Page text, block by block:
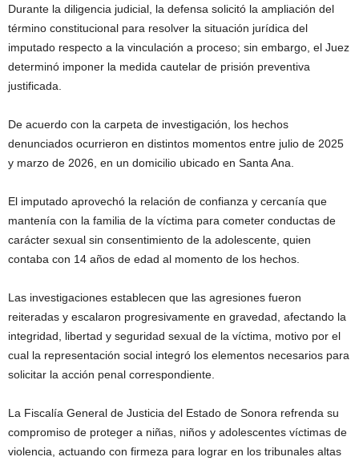
Durante la diligencia judicial, la defensa solicitó la ampliación del
término constitucional para resolver la situación jurídica del
imputado respecto a la vinculación a proceso; sin embargo, el Juez
determinó imponer la medida cautelar de prisión preventiva
justificada.
De acuerdo con la carpeta de investigación, los hechos
denunciados ocurrieron en distintos momentos entre julio de 2025
y marzo de 2026, en un domicilio ubicado en Santa Ana.
El imputado aprovechó la relación de confianza y cercanía que
mantenía con la familia de la víctima para cometer conductas de
carácter sexual sin consentimiento de la adolescente, quien
contaba con 14 años de edad al momento de los hechos.
Las investigaciones establecen que las agresiones fueron
reiteradas y escalaron progresivamente en gravedad, afectando la
integridad, libertad y seguridad sexual de la víctima, motivo por el
cual la representación social integró los elementos necesarios para
solicitar la acción penal correspondiente.
La Fiscalía General de Justicia del Estado de Sonora refrenda su
compromiso de proteger a niñas, niños y adolescentes víctimas de
violencia, actuando con firmeza para lograr en los tribunales altas